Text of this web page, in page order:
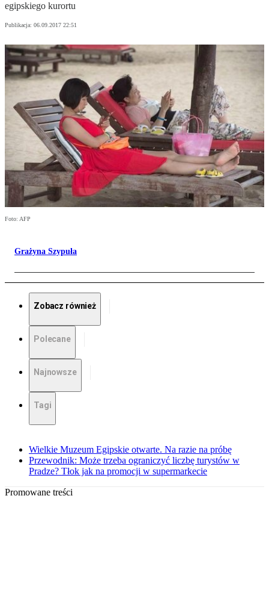
egipskiego kurortu
Publikacja: 06.09.2017 22:51
Foto: AFP
Grażyna Szypuła
Zobacz również
Polecane
Najnowsze
Tagi
Wielkie Muzeum Egipskie otwarte. Na razie na próbę
Przewodnik: Może trzeba ograniczyć liczbę turystów w
Pradze? Tłok jak na promocji w supermarkecie
Promowane treści